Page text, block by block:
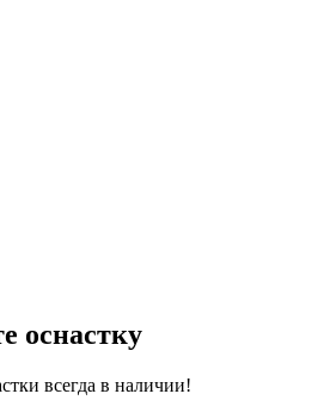
оснастку
всегда в наличии!